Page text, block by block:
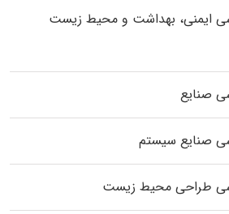
ایمنی، بهداشت و محیط زیست
صنایع
صنایع سیستم
طراحی محیط زیست